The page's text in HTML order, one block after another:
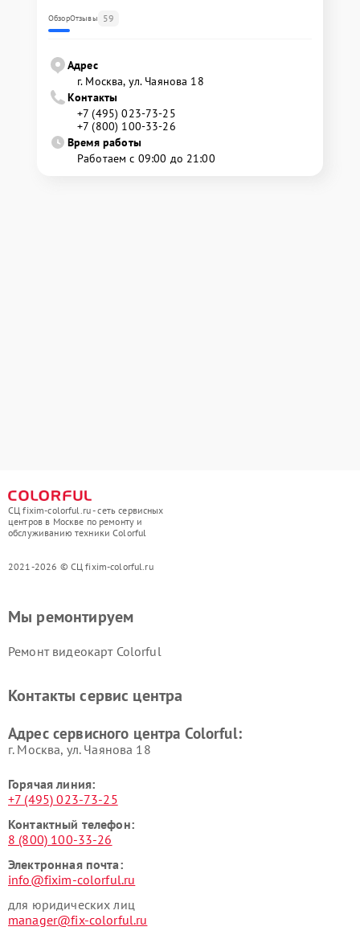
ОбзорОтзывы 59
Адрес
г. Москва, ул. Чаянова 18
Контакты
+7 (495) 023-73-25
+7 (800) 100-33-26
Время работы
Работаем с 09:00 до 21:00
СЦ fixim-colorful.ru - сеть сервисных
центров в Москве по ремонту и
обслуживанию техники Colorful
2021-2026 © СЦ fixim-colorful.ru
Мы ремонтируем
Ремонт видеокарт Colorful
Контакты сервис центра
Адрес сервисного центра Colorful:
г. Москва, ул. Чаянова 18
Горячая линия:
+7 (495) 023-73-25
Контактный телефон:
8 (800) 100-33-26
Электронная почта:
info@fixim-colorful.ru
для юридических лиц
manager@fix-colorful.ru